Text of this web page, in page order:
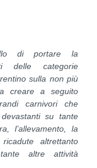
di portare la
delle categorie
sulla non più
creare a seguito
carnivori che
su tante
l’allevamento, la
altrettanto
altre attività